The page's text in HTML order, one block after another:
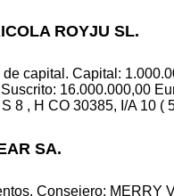
ROYJU SL.
capital. Capital:
16.000.000,00
8 , H CO 30385, I/A 10 (
SA.
Consejero: MERRY